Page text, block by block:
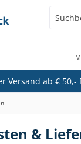
Versand ab € 50,-
&